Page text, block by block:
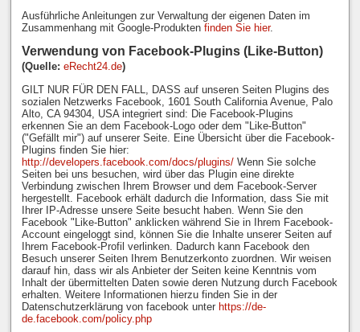
Ausführliche Anleitungen zur Verwaltung der eigenen Daten im
Zusammenhang mit Google-Produktenfinden Sie hier.
Verwendung von Facebook-Plugins (Like-Button)
(Quelle: eRecht24.de)
GILT NUR FÜR DEN FALL, DASS auf unseren Seiten Plugins des
sozialen Netzwerks Facebook, 1601 South California Avenue, Palo
Alto, CA 94304, USA integriert sind: Die Facebook-Plugins
erkennen Sie an dem Facebook-Logo oder dem "Like-Button"
("Gefällt mir") auf unserer Seite. Eine Übersicht über die Facebook-
Plugins finden Sie hier:
http://developers.facebook.com/docs/plugins/Wenn Sie solche
Seiten bei uns besuchen, wird über das Plugin eine direkte
Verbindung zwischen Ihrem Browser und dem Facebook-Server
hergestellt. Facebook erhält dadurch die Information, dass Sie mit
Ihrer IP-Adresse unsere Seite besucht haben. Wenn Sie den
Facebook "Like-Button" anklicken während Sie in Ihrem Facebook-
Account eingeloggt sind, können Sie die Inhalte unserer Seiten auf
Ihrem Facebook-Profil verlinken. Dadurch kann Facebook den
Besuch unserer Seiten Ihrem Benutzerkonto zuordnen. Wir weisen
darauf hin, dass wir als Anbieter der Seiten keine Kenntnis vom
Inhalt der übermittelten Daten sowie deren Nutzung durch Facebook
erhalten. Weitere Informationen hierzu finden Sie in der
Datenschutzerklärung von facebook unter https://de-
de.facebook.com/policy.php